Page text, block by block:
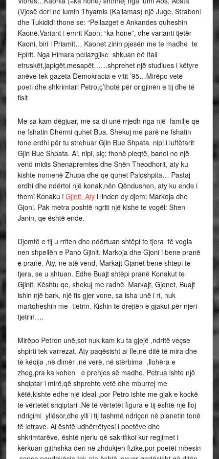
(Vjosë deri ne lumin Thyamis (Kallamas) një Juge. Straboni
dhe Tukididi thone se: “Pellazget e Ankandes quheshin
Kaonë.Variant i emrit Kaon: “ka hone”, dhe varianti tjetër
Kaoni, biri i Priamit… Kaonet zinin pjesën me te madhe te
Epirit. Nga Himara pellazgjike shkuan në Itali
etruskët,japigët,mesapët……shprehet një studiues i këtyre
anëve tek gazeta Demokracia e vitit ’95…Mirëpo vetë
poeti dhe shkrimtari Petro,ç’thotë për origjinën e tij dhe të
fisit
Me sa kam dëgjuar, me sa di unë rrjedh nga një familje qe
ne fshatin Dhërmi quhet Bua. Shekuj më parë ne fshatin
tone erdhi për tu strehuar Gjin Bue Shpata. nipi i luftëtarit
Gjin Bue Shpata. Ai, nipi, siç; thonë pleqtë, banoi ne një
vend midis Shenapremtes dhe Shën Theodhorit, aty ku
kishte nomenë Zhupa dhe qe quhet Paloshpita… Pastaj
erdhi dhe ndërtoi një konak,nën Qëndushen, aty ku ende i
themi Konaku i Gjinit. Atyi linden dy djem: Markoja dhe
Gjoni. Pak metra poshtë ngriti një kishe te vogël: Shen
Janin, qe është ende.
Djemtë e tij u rriten dhe ndërtuan shtëpi te tjera të vogla
nen shpellën e Pano Gjinit. Markoja dhe Gjoni i bene pranë
e pranë. Aty, ne atë vend, Markajt Gjanet bene shtepi te
tjera, se u shtuan. Edhe Buajt shtëpi pranë Konakut te
Gjinit. Kështu qe, shekuj me radhë Markajt, Gjonet, Buajt
ishin një bark, një fis gjer vone, sa isha unë i ri, nuk
martoheshin me -tjetrin. Kishin te drejtën e gjakut për njeri-
tjetrin….
Mirëpo Petron unë,sot nuk kam ku ta gjejë ,ndritë veçse
shpirti tek varrezat. Aty paqësisht ai fle,në ditë të mira dhe
të këqija ,në dimër ,në verë, në stërbima ,llohëra e
zheg,pra ka kohen e prehjes së madhe. Petrua ishte një
shqiptar i mirë,që shprehte vetë dhe mburrej me
këtë,kishte edhe një ideal ,por Petro ishte me gjak e kockë
të vërtetët shqiptari .Në të vërtetët figura e tij është një lloj
ndriçimi yllësor,dhe ylli i tij tashmë ndriçon në planetin tonë
të letrave. Ai është udhërrëfyesi i poetëve dhe
shkrimtarëve, është njeriu që sakrifikoi kur regjimet i
kërkuan gjithshka deri në zhdukjen fizike,por poetët mbesin